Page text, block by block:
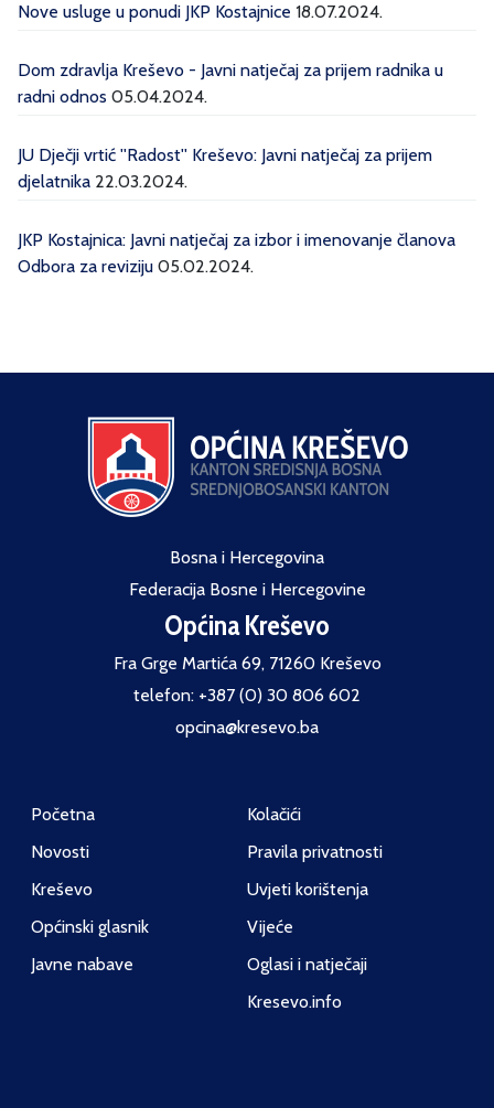
Nove usluge u ponudi JKP Kostajnice 18.07.2024.
Dom zdravlja Kreševo - Javni natječaj za prijem radnika u
radni odnos 05.04.2024.
JU Dječji vrtić ''Radost'' Kreševo: Javni natječaj za prijem
djelatnika 22.03.2024.
JKP Kostajnica: Javni natječaj za izbor i imenovanje članova
Odbora za reviziju 05.02.2024.
Bosna i Hercegovina
Federacija Bosne i Hercegovine
Općina Kreševo
Fra Grge Martića 69, 71260 Kreševo
telefon: +387 (0) 30 806 602
opcina@kresevo.ba
Početna
Novosti
Kreševo
Općinski glasnik
Javne nabave
Kolačići
Pravila privatnosti
Uvjeti korištenja
Vijeće
Oglasi i natječaji
Kresevo.info